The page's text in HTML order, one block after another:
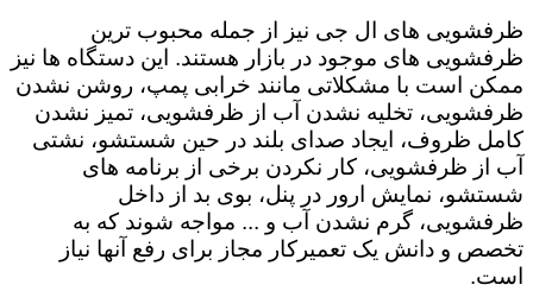
ظرفشویی های ال جی نیز از جمله محبوب ترین
ظرفشویی های موجود در بازار هستند. این دستگاه ها نیز
ممکن است با مشکلاتی مانند خرابی پمپ، روشن نشدن
ظرفشویی، تخلیه نشدن آب از ظرفشویی، تمیز نشدن
کامل ظروف، ایجاد صدای بلند در حین شستشو، نشتی
آب از ظرفشویی، کار نکردن برخی از برنامه های
شستشو، نمایش ارور در پنل، بوی بد از داخل
ظرفشویی، گرم نشدن آب و ... مواجه شوند که به
تخصص و دانش یک تعمیرکار مجاز برای رفع آنها نیاز
است.